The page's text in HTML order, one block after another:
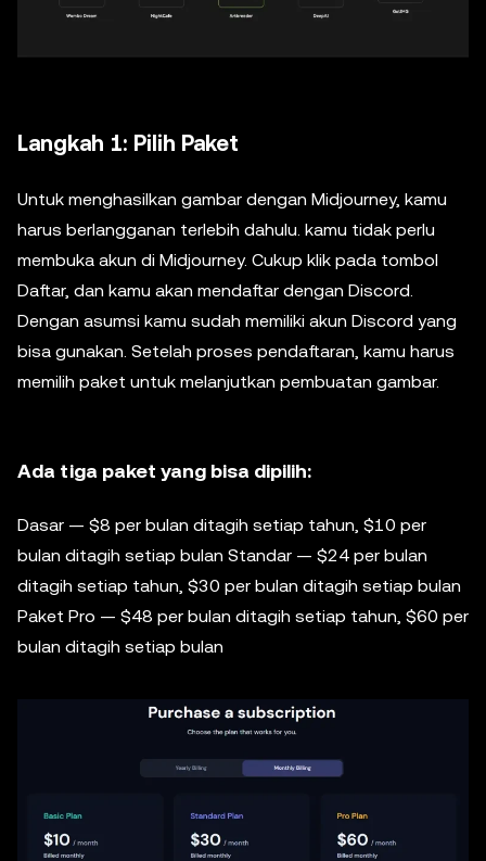
Langkah 1: Pilih Paket
Untuk menghasilkan gambar dengan Midjourney, kamu
harus berlangganan terlebih dahulu. kamu tidak perlu
membuka akun di Midjourney. Cukup klik pada tombol
Daftar, dan kamu akan mendaftar dengan Discord.
Dengan asumsi kamu sudah memiliki akun Discord yang
bisa gunakan. Setelah proses pendaftaran, kamu harus
memilih paket untuk melanjutkan pembuatan gambar.
Ada tiga paket yang bisa dipilih:
Dasar — $8 per bulan ditagih setiap tahun, $10 per
bulan ditagih setiap bulan Standar — $24 per bulan
ditagih setiap tahun, $30 per bulan ditagih setiap bulan
Paket Pro — $48 per bulan ditagih setiap tahun, $60 per
bulan ditagih setiap bulan